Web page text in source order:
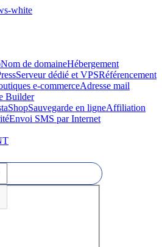
Nom de domaineHébergement
Serveur dédié et VPSRéférencement
e-commerceAdresse mail
Builder
Sauvegarde en ligneAffiliation
Envoi SMS par Internet